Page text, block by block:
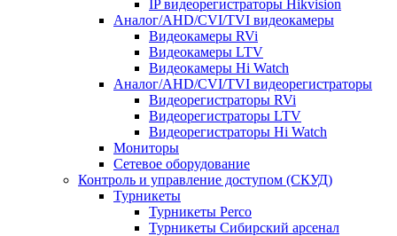
IP видеорегистраторы Hikvision
Аналог/AHD/CVI/TVI видеокамеры
Видеокамеры RVi
Видеокамеры LTV
Видеокамеры Hi Watch
Аналог/AHD/CVI/TVI видеорегистраторы
Видеорегистраторы RVi
Видеорегистраторы LTV
Видеорегистраторы Hi Watch
Мониторы
Сетевое оборудование
Контроль и управление доступом (СКУД)
Турникеты
Турникеты Perco
Турникеты Сибирский арсенал